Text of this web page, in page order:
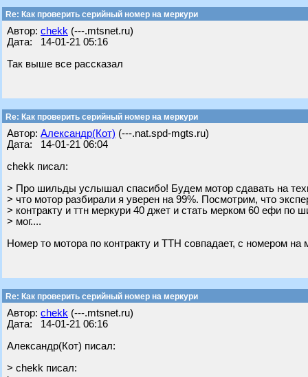
Re: Как проверить серийный номер на меркури
Автор: chekk (---.mtsnet.ru)
Дата: 14-01-21 05:16
Так выше все рассказал
Re: Как проверить серийный номер на меркури
Автор: Александр(Кот) (---.nat.spd-mgts.ru)
Дата: 14-01-21 06:04
chekk писал:
> Про шильды услышал спасибо! Будем мотор сдавать на
> что мотор разбирали я уверен на 99%. Посмотрим, что
> контракту и ттн меркури 40 джет и стать мерком 60 ефи по
> мог....
Номер то мотора по контракту и ТТН совпадает, с номером на
Re: Как проверить серийный номер на меркури
Автор: chekk (---.mtsnet.ru)
Дата: 14-01-21 06:16
Александр(Кот) писал:
> chekk писал: